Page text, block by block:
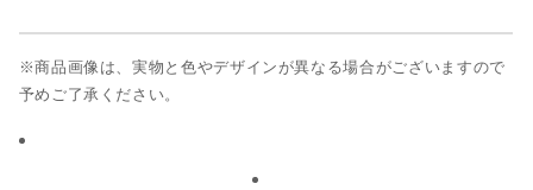
※商品画像は、実物と色やデザインが異なる場合がございますので
予めご了承ください。